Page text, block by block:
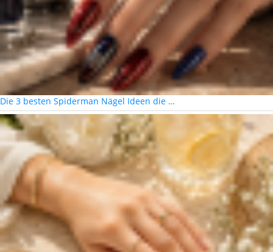
Die 3 besten Spiderman Nägel Ideen die …